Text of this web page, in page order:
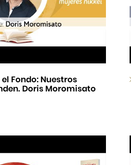
Fondo: Nuestros
Doris Moromisato